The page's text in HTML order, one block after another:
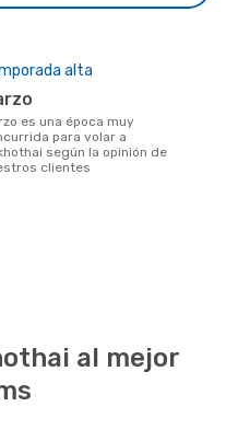
alta
para volar a
según la opinión de
clientes
al mejor